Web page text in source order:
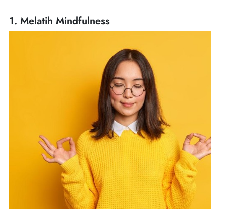
1. Melatih Mindfulness